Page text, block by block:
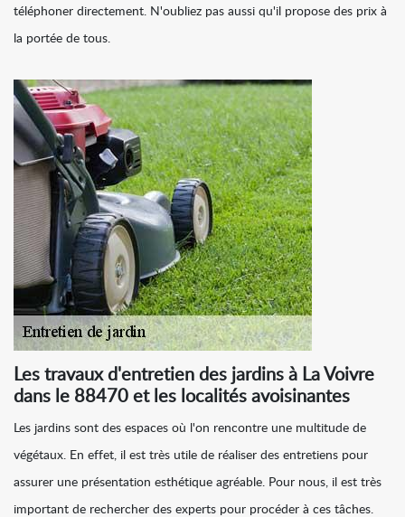
téléphoner directement. N'oubliez pas aussi qu'il propose des prix à
la portée de tous.
Les travaux d'entretien des jardins à La Voivre
dans le 88470 et les localités avoisinantes
Les jardins sont des espaces où l'on rencontre une multitude de
végétaux. En effet, il est très utile de réaliser des entretiens pour
assurer une présentation esthétique agréable. Pour nous, il est très
important de rechercher des experts pour procéder à ces tâches.